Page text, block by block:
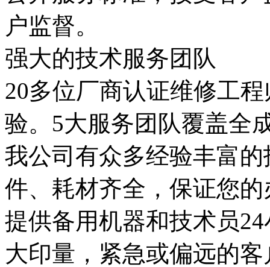
户监督。
强大的技术服务团队
20多位厂商认证维修工
验。5大服务团队覆盖全
我公司有众多经验丰富
件、耗材齐全，保证您
提供备用机器和技术员
大印量，紧急或偏远的